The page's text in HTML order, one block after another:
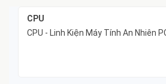
CPU
CPU - Linh Kiện Máy Tính An Nhiên